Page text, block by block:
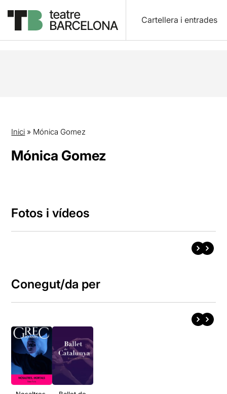
Cartellera i entrades
Inici » Mónica Gomez
Mónica Gomez
Fotos i vídeos
Conegut/da per